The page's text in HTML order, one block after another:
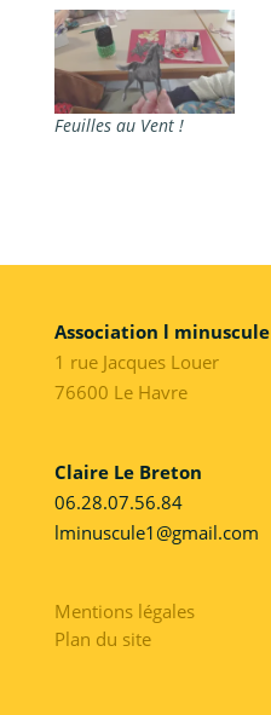
Feuilles au Vent !
Association l minuscule
1 rue Jacques Louer
76600 Le Havre
Claire Le Breton
06.28.07.56.84
lminuscule1@gmail.com
Mentions légales
Plan du site